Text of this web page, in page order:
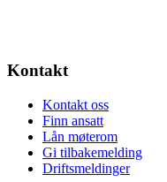
Kontakt
Kontakt oss
Finn ansatt
Lån møterom
Gi tilbakemelding
Driftsmeldinger